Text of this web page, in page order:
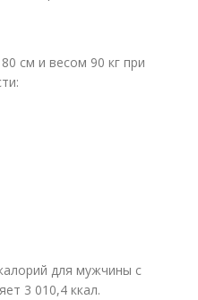
см и весом 90 кг при
для мужчины с
3 010,4 ккал.